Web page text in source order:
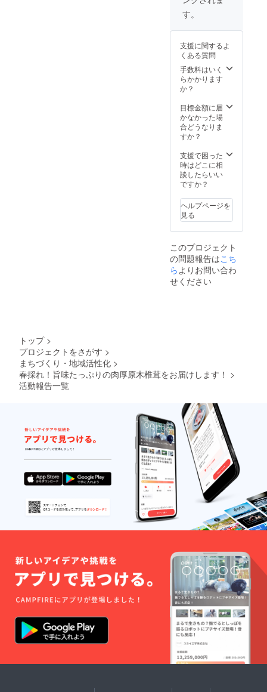
り、送
で設定
してい
るた
め、お
得で
す。 ま
品を１
回の送
料で対
得な
セット
にして
いま
で設定
してい
るた
め、お
得で
す。
べるの
すめで
す。
余った
もの
は、そ
かカッ
トして
冷凍保
保存し
と美味
しさを
そのま
ま次食
も楽し
めま
す。 お
礼の
セージ
付き 価
格につ
いて
ネット
り、送
料込み
で設定
してい
るた
め、お
得で
す。 ま
た、２
社の商
品を１
回の送
料で対
応する
ためお
得な
いま
す。
す。
支援に関するよ
くある質問
手数料はいく
らかかります
か？
目標金額に届
かなかった場
合どうなりま
すか？
支援で困った
時はどこに相
談したらいい
ですか？
ヘルプページを
見る
このプロジェクト
の問題報告はこち
ら よりお問い合わ
せください
トップ >
プロジェクトをさがす >
まちづくり・地域活性化 >
春採れ！旨味たっぷりの肉厚原木椎茸をお届けします！ >
活動報告一覧